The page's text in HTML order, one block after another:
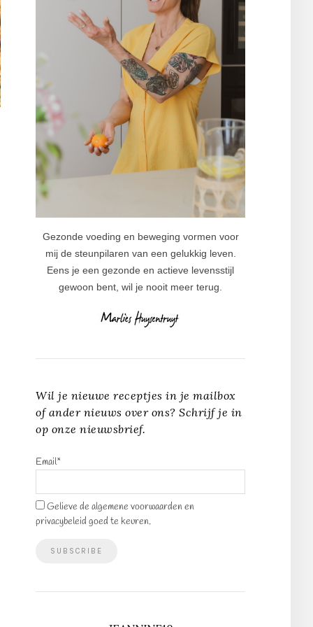
Gezonde voeding en beweging vormen voor
mij de steunpilaren van een gelukkig leven.
Eens je een gezonde en actieve levensstijl
gewoon bent, wil je nooit meer terug.
Wil je nieuwe receptjes in je mailbox
of ander nieuws over ons? Schrijf je in
op onze nieuwsbrief.
Email*
Gelieve de algemene voorwaarden en
privacybeleid goed te keuren.